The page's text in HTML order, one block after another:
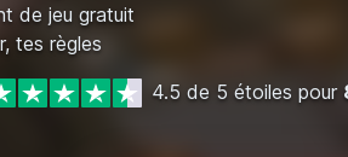
de jeu gratuit
tes règles
4.5 de 5 étoiles pour